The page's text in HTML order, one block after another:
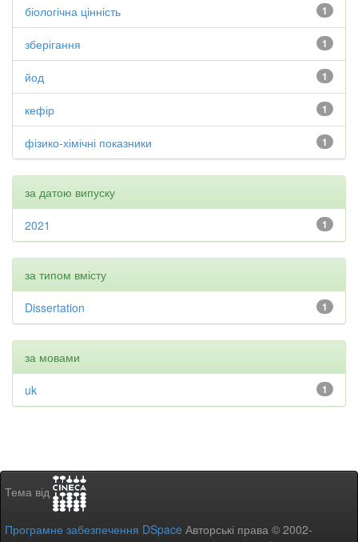
1
біологічна цінність
1
зберігання
1
йод
1
кефір
1
фізико-хімічні показники
за датою випуску
1
2021
за типом вмісту
1
Dissertation
за мовами
1
uk
Тема від
Програмне забезпечення DSpace Авторські права © 2002-